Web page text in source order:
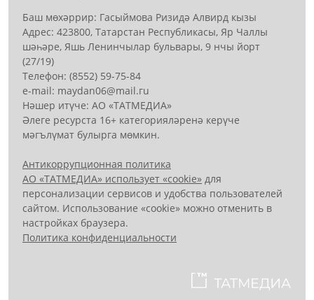
Баш мөхәррир: Гасыймова Ризидә Алвирд кызы
Адрес: 423800, Татарстан Республикасы, Яр Чаллы
шәһәре, Яшь Ленинчылар бульвары, 9 нчы йорт
(27/19)
Телефон: (8552) 59-75-84
е-mail: mауdаn06@mail.гu
Нәшер итүче: АО «ТАТМЕДИА»
Әлеге ресурста 16+ категорияләренә керүче
мәгълүмат булырга мөмкин.
Антикоррупционная политика
АО «ТАТМЕДИА» использует «cookie» для
персонализации сервисов и удобства пользователей
сайтом. Использование «cookie» можно отменить в
настройках браузера.
Политика конфиденциальности